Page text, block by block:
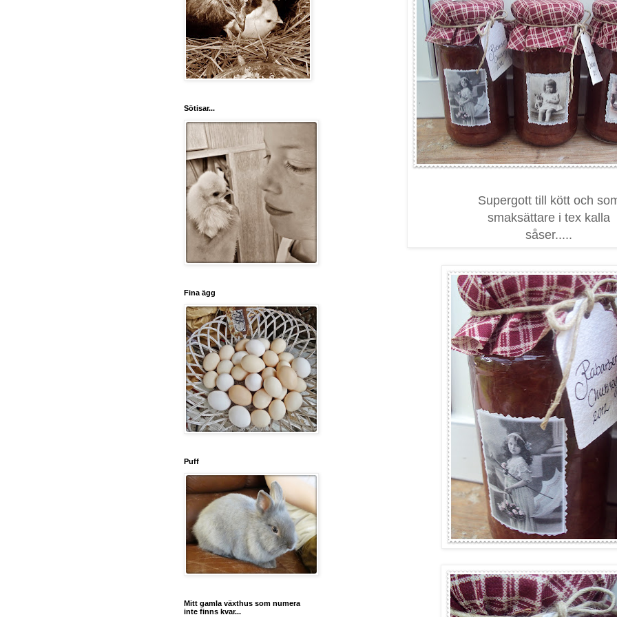
Supergott till kött och
smaksättare i tex kalla
såser.....
Sötisar...
Fina ägg
Puff
Mitt gamla växthus som numera
inte finns kvar...